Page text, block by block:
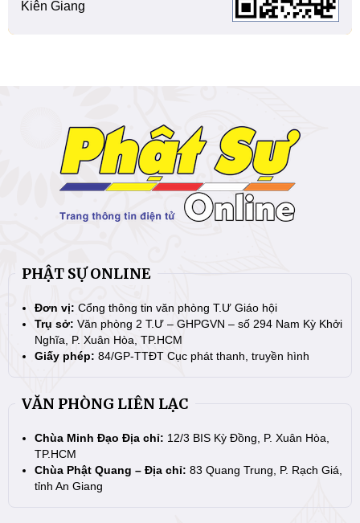
Kiên Giang
PHẬT SỰ ONLINE
Đơn vị: Cổng thông tin văn phòng T.Ư Giáo hội
Trụ sở: Văn phòng 2 T.Ư – GHPGVN – số 294 Nam Kỳ Khởi
Nghĩa, P. Xuân Hòa, TP.HCM
Giấy phép: 84/GP-TTĐT Cục phát thanh, truyền hình
VĂN PHÒNG LIÊN LẠC
Chùa Minh Đạo Địa chỉ: 12/3 BIS Kỳ Đồng, P. Xuân Hòa,
TP.HCM
Chùa Phật Quang – Địa chỉ: 83 Quang Trung, P. Rạch Giá,
tỉnh An Giang